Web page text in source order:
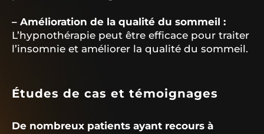
– Amélioration de la qualité du sommeil :
L’hypnothérapie peut être efficace pour traiter
l’insomnie et améliorer la qualité du sommeil.
Études de cas et témoignages
De nombreux patients ayant recours à